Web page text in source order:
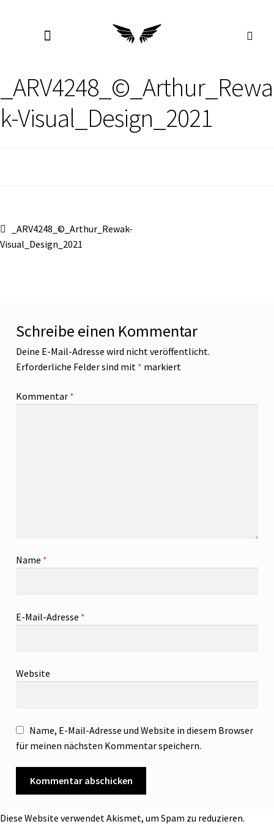
_ARV4248_©_Arthur_Rewa
k-Visual_Design_2021
_ARV4248_©_Arthur_Rewak-
Visual_Design_2021
Schreibe einen Kommentar
Deine E-Mail-Adresse wird nicht veröffentlicht.
Erforderliche Felder sind mit * markiert
Kommentar *
Name *
E-Mail-Adresse *
Website
Name, E-Mail-Adresse und Website in diesem Browser
für meinen nächsten Kommentar speichern.
Diese Website verwendet Akismet, um Spam zu reduzieren.